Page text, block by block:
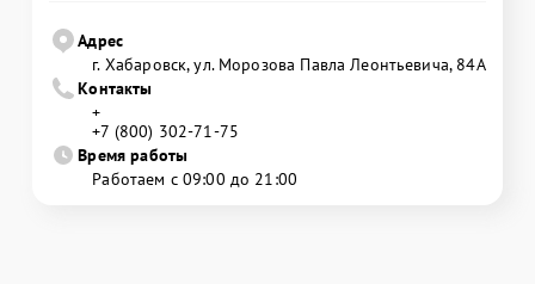
Адрес
г. Хабаровск, ул. Морозова Павла Леонтьевича, 84А
Контакты
+
+7 (800) 302-71-75
Время работы
Работаем с 09:00 до 21:00